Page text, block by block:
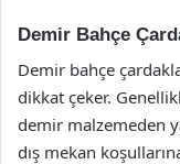
Demir Bahçe
Demir bahçe
dikkat çeker.
demir malzemeden
dış mekan